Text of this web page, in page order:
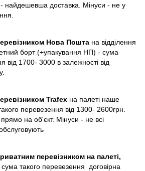
найдешевша доставка. Мінуси - не у
Нова Пошта на відділення
борт (+упакування НП) - сума
від 1700- 3000 в залежності від
Trafex на палеті наше
перевезення від 1300- 2600грн.
на об'єкт. Мінуси - не всі
перевізником на палеті,
такого перевезення договірна